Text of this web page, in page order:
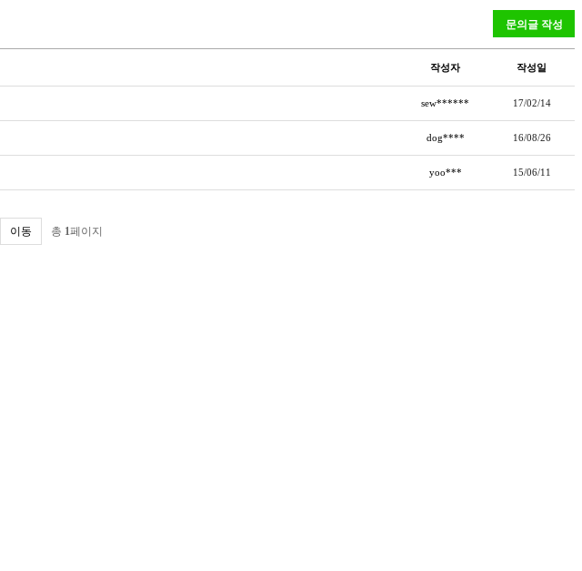
작성자 작성일
sew****** 17/02/14
dog**** 16/08/26
yoo*** 15/06/11
총 1페이지